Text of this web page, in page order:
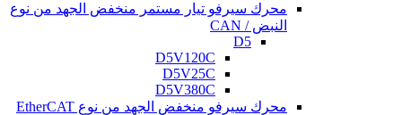
محرك سيرفو تيار مستمر منخفض الجهد من نوع
النبض / CAN
D5
D5V120C
D5V25C
D5V380C
محرك سيرفو منخفض الجهد من نوع EtherCAT